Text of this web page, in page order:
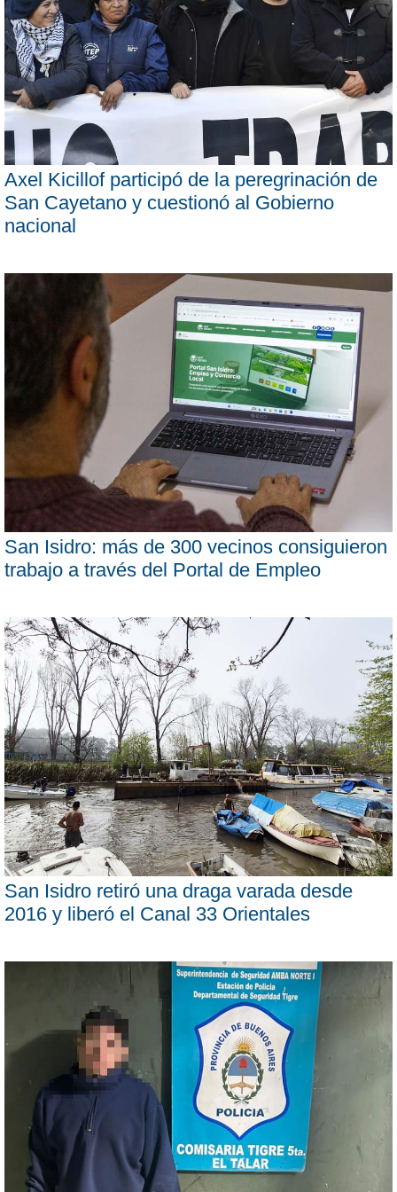
Axel Kicillof participó de la peregrinación de
San Cayetano y cuestionó al Gobierno
nacional
San Isidro: más de 300 vecinos consiguieron
trabajo a través del Portal de Empleo
San Isidro retiró una draga varada desde
2016 y liberó el Canal 33 Orientales